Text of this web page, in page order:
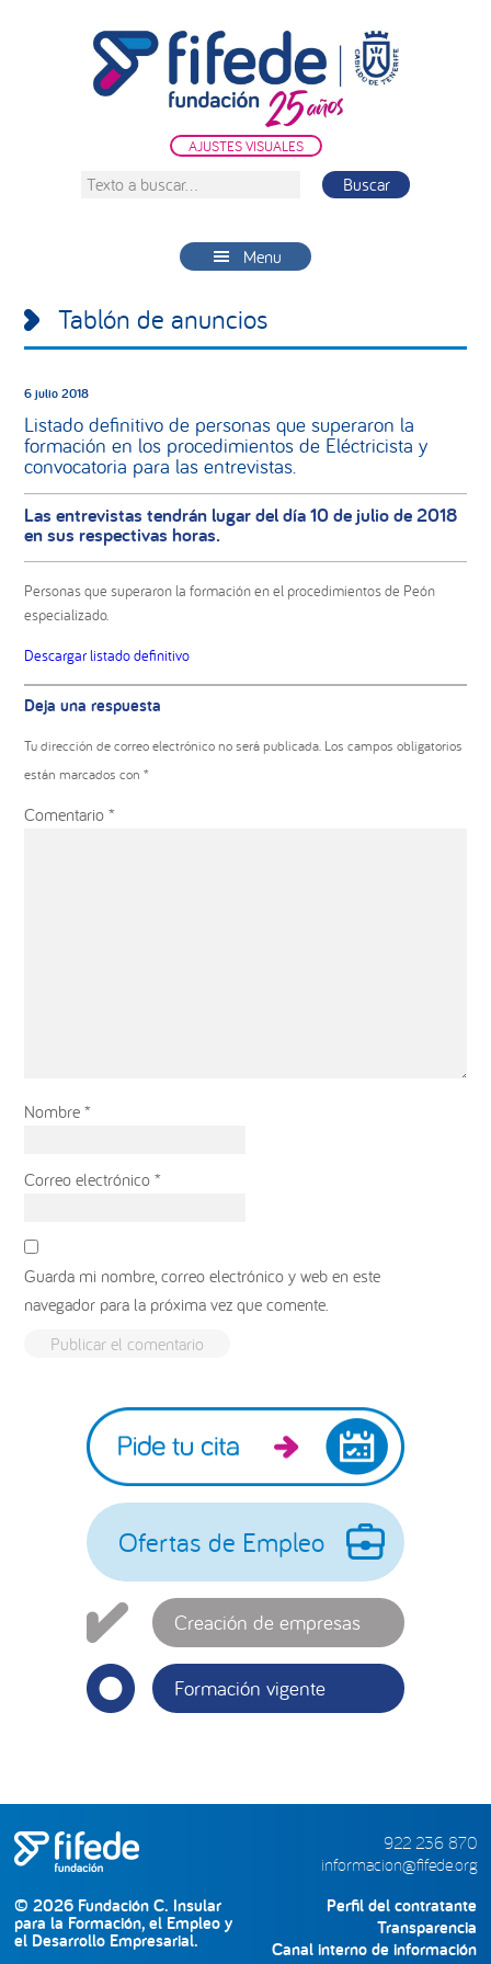
AJUSTES VISUALES
Texto
Menu
Tablón de anuncios
6 julio 2018
Listado definitivo de personas que superaron la
formación en los procedimientos de Eléctricista y
convocatoria para las entrevistas.
Las entrevistas tendrán lugar del día 10 de julio de 2018
en sus respectivas horas.
Personas que superaron la formación en el procedimientos de Peón
especializado.
Descargar listado definitivo
Interacciones
con
los
lectores
Deja una respuesta
Tu dirección de correo electrónico no será publicada. Los campos obligatorios
están marcados con*
Comentario*
Nombre*
Correo electrónico*
Guarda mi nombre, correo electrónico y web en este
navegador para la próxima vez que comente.
Barra
lateral
principal
Ofertas de Empleo
Creación de empresas
Formación vigente
© 2026 Fundación C. Insular
para la Formación, el Empleo y
el Desarrollo Empresarial.
922 236 870
informacion@fifede.org
Perfil del contratante
Transparencia
Canal interno de información